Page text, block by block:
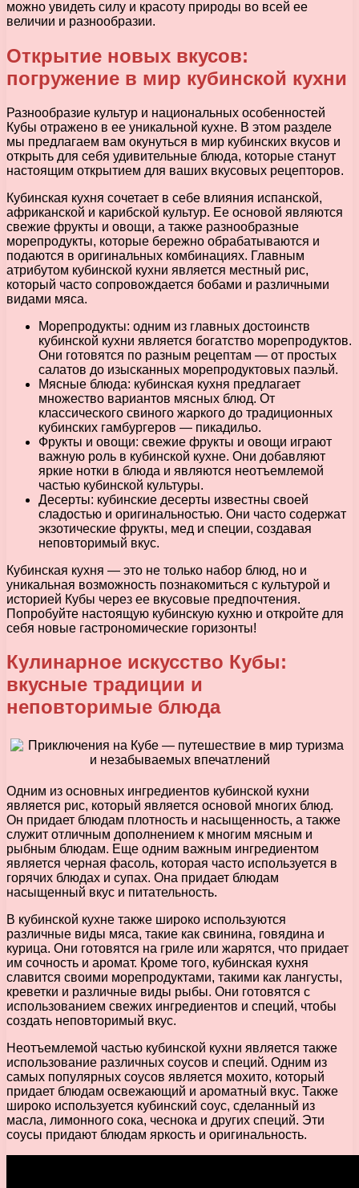
можно увидеть силу и красоту природы во всей ее
величии и разнообразии.
Открытие новых вкусов:
погружение в мир кубинской кухни
Разнообразие культур и национальных особенностей
Кубы отражено в ее уникальной кухне. В этом разделе
мы предлагаем вам окунуться в мир кубинских вкусов и
открыть для себя удивительные блюда, которые станут
настоящим открытием для ваших вкусовых рецепторов.
Кубинская кухня сочетает в себе влияния испанской,
африканской и карибской культур. Ее основой являются
свежие фрукты и овощи, а также разнообразные
морепродукты, которые бережно обрабатываются и
подаются в оригинальных комбинациях. Главным
атрибутом кубинской кухни является местный рис,
который часто сопровождается бобами и различными
видами мяса.
Морепродукты: одним из главных достоинств
кубинской кухни является богатство морепродуктов.
Они готовятся по разным рецептам — от простых
салатов до изысканных морепродуктовых паэльй.
Мясные блюда: кубинская кухня предлагает
множество вариантов мясных блюд. От
классического свиного жаркого до традиционных
кубинских гамбургеров — пикадильо.
Фрукты и овощи: свежие фрукты и овощи играют
важную роль в кубинской кухне. Они добавляют
яркие нотки в блюда и являются неотъемлемой
частью кубинской культуры.
Десерты: кубинские десерты известны своей
сладостью и оригинальностью. Они часто содержат
экзотические фрукты, мед и специи, создавая
неповторимый вкус.
Кубинская кухня — это не только набор блюд, но и
уникальная возможность познакомиться с культурой и
историей Кубы через ее вкусовые предпочтения.
Попробуйте настоящую кубинскую кухню и откройте для
себя новые гастрономические горизонты!
Кулинарное искусство Кубы:
вкусные традиции и
неповторимые блюда
Одним из основных ингредиентов кубинской кухни
является рис, который является основой многих блюд.
Он придает блюдам плотность и насыщенность, а также
служит отличным дополнением к многим мясным и
рыбным блюдам. Еще одним важным ингредиентом
является черная фасоль, которая часто используется в
горячих блюдах и супах. Она придает блюдам
насыщенный вкус и питательность.
В кубинской кухне также широко используются
различные виды мяса, такие как свинина, говядина и
курица. Они готовятся на гриле или жарятся, что придает
им сочность и аромат. Кроме того, кубинская кухня
славится своими морепродуктами, такими как лангусты,
креветки и различные виды рыбы. Они готовятся с
использованием свежих ингредиентов и специй, чтобы
создать неповторимый вкус.
Неотъемлемой частью кубинской кухни является также
использование различных соусов и специй. Одним из
самых популярных соусов является мохито, который
придает блюдам освежающий и ароматный вкус. Также
широко используется кубинский соус, сделанный из
масла, лимонного сока, чеснока и других специй. Эти
соусы придают блюдам яркость и оригинальность.